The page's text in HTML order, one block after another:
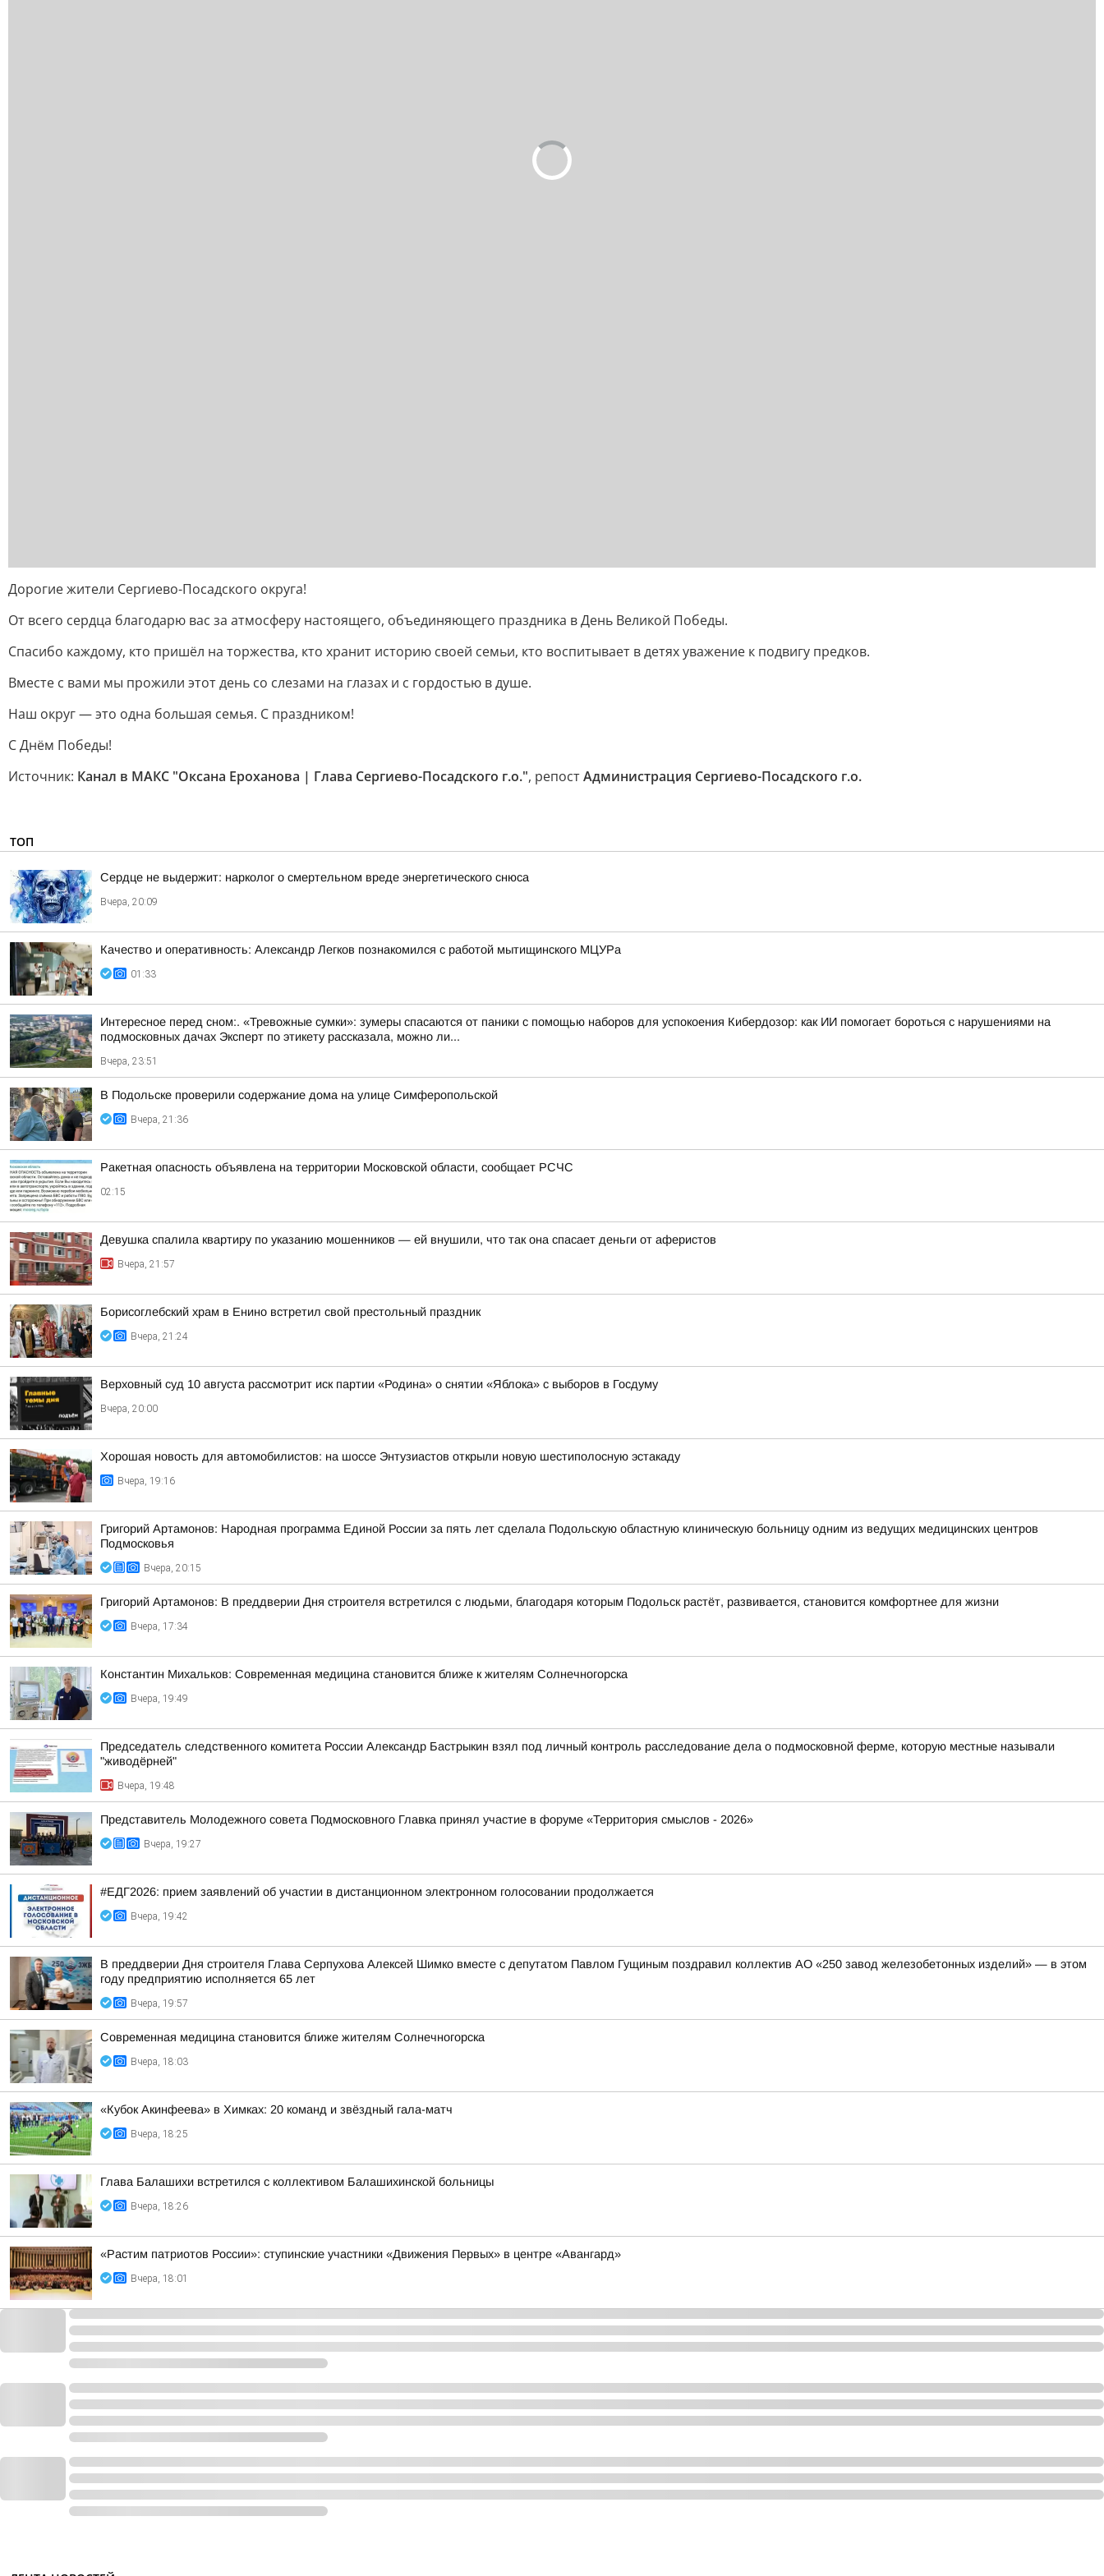
Дорогие жители Сергиево-Посадского округа!
От всего сердца благодарю вас за атмосферу настоящего, объединяющего праздника в День Великой Победы.
Спасибо каждому, кто пришёл на торжества, кто хранит историю своей семьи, кто воспитывает в детях уважение к подвигу предков.
Вместе с вами мы прожили этот день со слезами на глазах и с гордостью в душе.
Наш округ — это одна большая семья. С праздником!
С Днём Победы!
Источник: Канал в МАКС "Оксана Ероханова | Глава Сергиево-Посадского г.о.", репостАдминистрация Сергиево-Посадского г.о.
ТОП
Сердце не выдержит: нарколог о смертельном вреде энергетического снюса
Вчера, 20:09
Качество и оперативность: Александр Легков познакомился с работой мытищинского МЦУРа
01:33
Интересное перед сном:. «Тревожные сумки»: зумеры спасаются от паники с помощью наборов для успокоения Кибердозор: как ИИ помогает бороться с нарушениями на
подмосковных дачах Эксперт по этикету рассказала, можно ли...
Вчера, 23:51
В Подольске проверили содержание дома на улице Симферопольской
Вчера, 21:36
Ракетная опасность объявлена на территории Московской области, сообщает РСЧС
02:15
Девушка спалила квартиру по указанию мошенников — ей внушили, что так она спасает деньги от аферистов
Вчера, 21:57
Борисоглебский храм в Енино встретил свой престольный праздник
Вчера, 21:24
Верховный суд 10 августа рассмотрит иск партии «Родина» о снятии «Яблока» с выборов в Госдуму
Вчера, 20:00
Хорошая новость для автомобилистов: на шоссе Энтузиастов открыли новую шестиполосную эстакаду
Вчера, 19:16
Григорий Артамонов: Народная программа Единой России за пять лет сделала Подольскую областную клиническую больницу одним из ведущих медицинских центров
Подмосковья
Вчера, 20:15
Григорий Артамонов: В преддверии Дня строителя встретился с людьми, благодаря которым Подольск растёт, развивается, становится комфортнее для жизни
Вчера, 17:34
Константин Михальков: Современная медицина становится ближе к жителям Солнечногорска
Вчера, 19:49
Председатель следственного комитета России Александр Бастрыкин взял под личный контроль расследование дела о подмосковной ферме, которую местные называли
"живодёрней"
Вчера, 19:48
Представитель Молодежного совета Подмосковного Главка принял участие в форуме «Территория смыслов - 2026»
Вчера, 19:27
#ЕДГ2026: прием заявлений об участии в дистанционном электронном голосовании продолжается
Вчера, 19:42
В преддверии Дня строителя Глава Серпухова Алексей Шимко вместе с депутатом Павлом Гущиным поздравил коллектив АО «250 завод железобетонных изделий» — в этом
году предприятию исполняется 65 лет
Вчера, 19:57
Современная медицина становится ближе жителям Солнечногорска
Вчера, 18:03
«Кубок Акинфеева» в Химках: 20 команд и звёздный гала-матч
Вчера, 18:25
Глава Балашихи встретился с коллективом Балашихинской больницы
Вчера, 18:26
«Растим патриотов России»: ступинские участники «Движения Первых» в центре «Авангард»
Вчера, 18:01